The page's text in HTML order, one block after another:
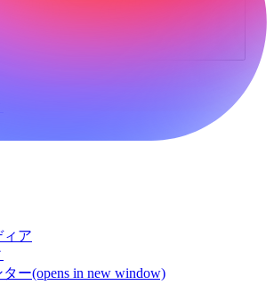
ィア
ター(opens in new window)